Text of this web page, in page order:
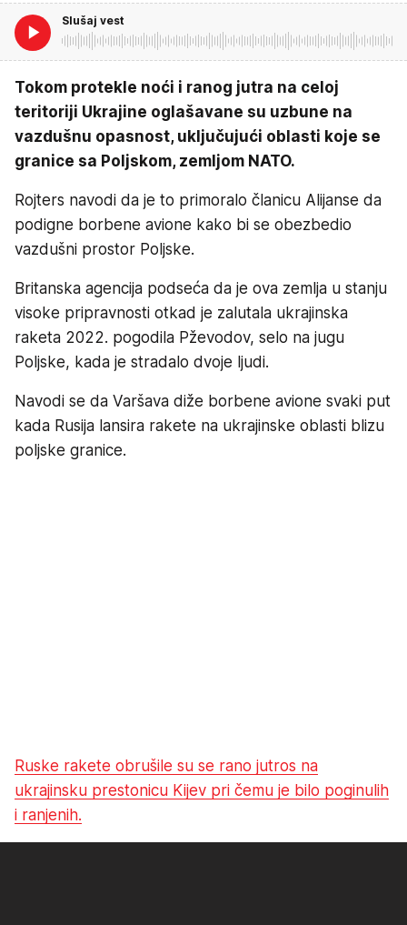
Slušaj vest
Tokom protekle noći i ranog jutra na celoj
teritoriji Ukrajine oglašavane su uzbune na
vazdušnu opasnost, uključujući oblasti koje se
granice sa Poljskom, zemljom NATO.
Rojters navodi da je to primoralo članicu Alijanse da
podigne borbene avione kako bi se obezbedio
vazdušni prostor Poljske.
Britanska agencija podseća da je ova zemlja u stanju
visoke pripravnosti otkad je zalutala ukrajinska
raketa 2022. pogodila Pževodov, selo na jugu
Poljske, kada je stradalo dvoje ljudi.
Navodi se da Varšava diže borbene avione svaki put
kada Rusija lansira rakete na ukrajinske oblasti blizu
poljske granice.
Ruske rakete obrušile su se rano jutros na
ukrajinsku prestonicu Kijev pri čemu je bilo poginulih
i ranjenih.